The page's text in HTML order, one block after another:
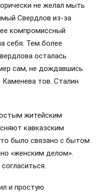
не желал мыть
Свердлов из-за
компромиссный
себя. Тем более
осталась
сам, не дождавшись
Каменева тов. Сталин
житейским
кавказским
было связано с бытом
«женским делом».
и простую